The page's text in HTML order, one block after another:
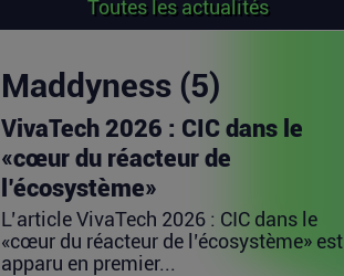
Toutes les actualités
Maddyness (5)
VivaTech 2026 : CIC dans le
«cœur du réacteur de
l’écosystème»
L’article VivaTech 2026 : CIC dans le
«cœur du réacteur de l’écosystème» est
apparu en premier...